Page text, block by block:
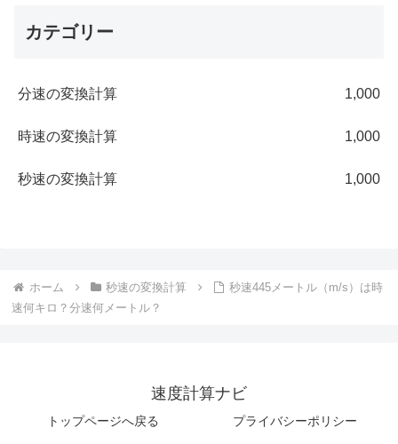
カテゴリー
分速の変換計算 1,000
時速の変換計算 1,000
秒速の変換計算 1,000
ホーム 秒速の変換計算
秒速445メートル（m/s）は時
速何キロ？分速何メートル？
速度計算ナビ
トップページへ戻る プライバシーポリシー